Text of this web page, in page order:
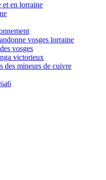
et en lorraine
vosges lorraine
vosges
victorieux
des mineurs de cuivre